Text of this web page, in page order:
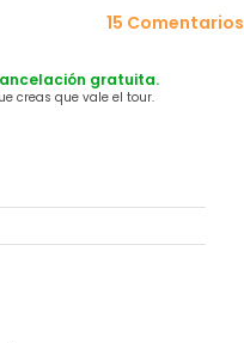
15 Comentarios
gratuita.
creas que vale el tour.